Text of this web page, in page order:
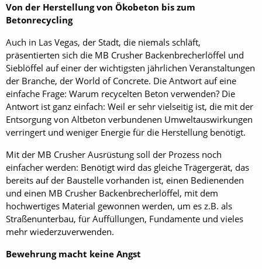
Von der Herstellung von Ökobeton bis zum
Betonrecycling
Auch in Las Vegas, der Stadt, die niemals schläft,
präsentierten sich die MB Crusher Backenbrecherlöffel und
Sieblöffel auf einer der wichtigsten jährlichen Veranstaltungen
der Branche, der World of Concrete. Die Antwort auf eine
einfache Frage: Warum recycelten Beton verwenden? Die
Antwort ist ganz einfach: Weil er sehr vielseitig ist, die mit der
Entsorgung von Altbeton verbundenen Umweltauswirkungen
verringert und weniger Energie für die Herstellung benötigt.
Mit der MB Crusher Ausrüstung soll der Prozess noch
einfacher werden: Benötigt wird das gleiche Trägergerät, das
bereits auf der Baustelle vorhanden ist, einen Bedienenden
und einen MB Crusher Backenbrecherlöffel, mit dem
hochwertiges Material gewonnen werden, um es z.B. als
Straßenunterbau, für Auffüllungen, Fundamente und vieles
mehr wiederzuverwenden.
Bewehrung macht keine Angst